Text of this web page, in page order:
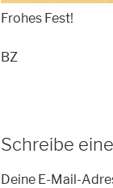
Frohes Fest!
BZ
Schreibe
Deine E-Mail-